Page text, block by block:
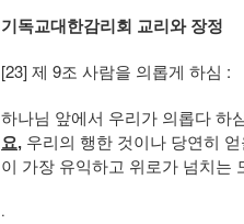
기독교대한감리회 교리와 장정
[23] 제 9조 사람을 의롭게 하심 :
하나님 앞에서 우리가 의롭다 하
요, 우리의 행한 것이나 당연히
이 가장 유익하고 위로가 넘치는
.